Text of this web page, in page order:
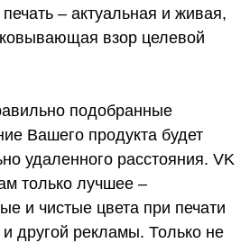
– актуальная и живая,
взор целевой
подобранные
Вашего продукта будет
удаленного расстояния. VK
только лучшее –
и чистые цвета при печати
другой рекламы. Только не